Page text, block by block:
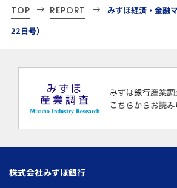
TOP REPORT
みずほ経済・金融
22日号）
株式会社みずほ銀行